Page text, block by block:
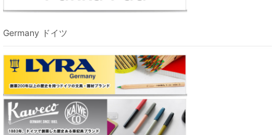
Germany ドイツ